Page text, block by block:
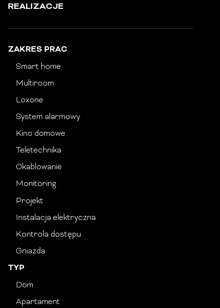
REALIZACJE
ZAKRES PRAC
Smart home
Multiroom
Loxone
System alarmowy
Kino domowe
Teletechnika
Okablowanie
Monitoring
Projekt
Instalacja elektryczna
Kontrola dostępu
Gniazda
TYP
Dom
Apartament